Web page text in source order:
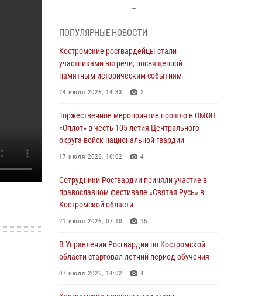
Росгвардейцы знакомят костромичей со
службой в ведомстве
31 июля 2026, 06:48 1
Костромские дошкольники стали
организованных военнослужащими и
сотрудниками Управления Росгвардии
30 июля 2026, 10:39 9
«Единых государственных услуг» для
получения услуг по линии Росгвардии
29 июля 2026, 06:26
участие в богослужении в честь князя
Владимира в Костроме
28 июля 2026, 06:14 2
Более пятидесяти поступивших сигналов
ПОПУЛЯРНЫЕ НОВОСТИ
Костромские росгвардейцы стали
участниками встречи, посвященной
памятным историческим событиям
24 июля 2026, 14:33 2
Торжественное мероприятие прошло в ОМОН
«Оплот» в честь 105-летия Центрального
округа войск национальной гвардии
17 июля 2026, 16:02 4
Сотрудники Росгвардии приняли участие в
православном фестивале «Святая Русь» в
Костромской области
21 июля 2026, 07:10 15
В Управлении Росгвардии по Костромской
области стартовал летний период обучения
07 июля 2026, 14:02 4